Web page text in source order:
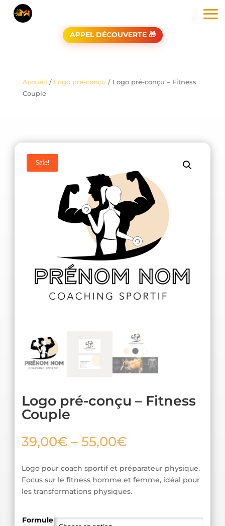
APPEL DÉCOUVERTE 🎁
Accueil / Logo pré-conçu / Logo pré-conçu – Fitness
Couple
Sale!
Logo pré-conçu – Fitness
Couple
39,00€ – 55,00€
Logo pour coach sportif et préparateur physique.
Focus sur le fitness homme et femme, idéal pour
les transformations physiques.
Formule